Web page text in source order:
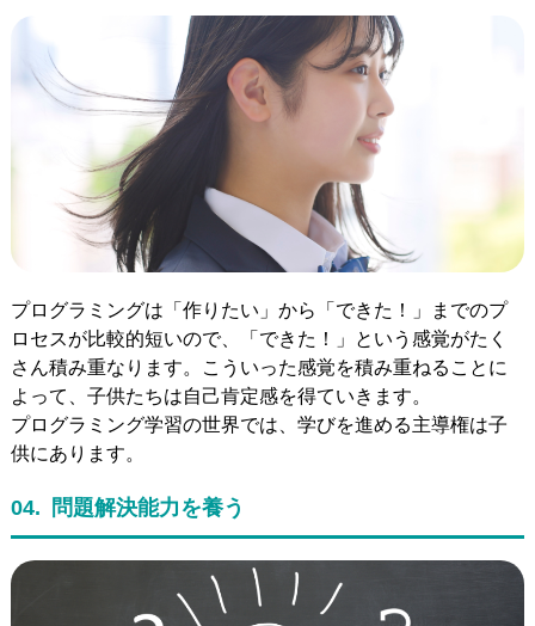
プログラミングは「作りたい」から「できた！」までのプ
ロセスが比較的短いので、「できた！」という感覚がたく
さん積み重なります。こういった感覚を積み重ねることに
よって、子供たちは自己肯定感を得ていきます。
プログラミング学習の世界では、学びを進める主導権は子
供にあります。
04. 問題解決能力を養う